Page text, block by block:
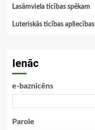
Lasāmviela ticības spēkam
Luteriskās ticības apliecības
Ienāc
e-baznīcēns
Parole